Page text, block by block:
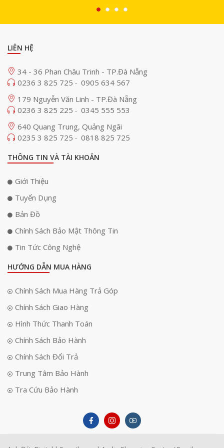
như "tàng hình trong tay bạn". Apple đã phá vỡ rào cản về thiết kế,
chứng minh rằng một chiếc điện thoại siêu mỏng vẫn có thể mạnh mẽ và
Triết lý "thiết kế bền bỉ nhất" được thể hiện qua sự kết hợp hoàn hảo
giữa khung titanium và lớp kính Ceramic Shield ở cả hai mặt. Sự kết hợp
này không chỉ tạo nên một vẻ ngoài sang trọng mà còn mang lại khả
màu sắc mới bao gồm đen không gian, trắng mây, vàng nhạt và xanh
nhạt, mỗi màu đều được hoàn thiện tinh xảo, phản ánh sự cao cấp và
tinh tế của sản phẩm.
Đột phá màn hình: Công nghệ Pro cấp nhất trên iPhone
LIÊN HỆ
34 - 36 Phan Châu Trinh - TP.Đà Nẵng
0236 3 825 725 - 0905 634 567
179 Nguyễn Văn Linh - TP.Đà Nẵng
0236 3 825 225 - 0345 555 553
640 Quang Trung, Quảng Ngãi
0235 3 825 725 - 0818 825 725
THÔNG TIN VÀ TÀI KHOẢN
Giới Thiệu
Tuyển Dụng
Bản Đồ
Chính Sách Bảo Mật Thông Tin
Tin Tức Công Nghệ
HƯỚNG DẪN MUA HÀNG
Chính Sách Mua Hàng Trả Góp
Chính Sách Giao Hàng
Hình Thức Thanh Toán
Chính Sách Bảo Hành
Chính Sách Đổi Trả
Trung Tâm Bảo Hành
Tra Cứu Bảo Hành